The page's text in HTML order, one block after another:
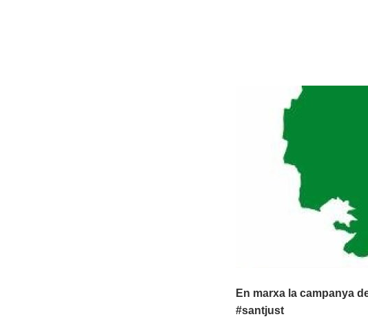
En marxa la campanya
#santjust